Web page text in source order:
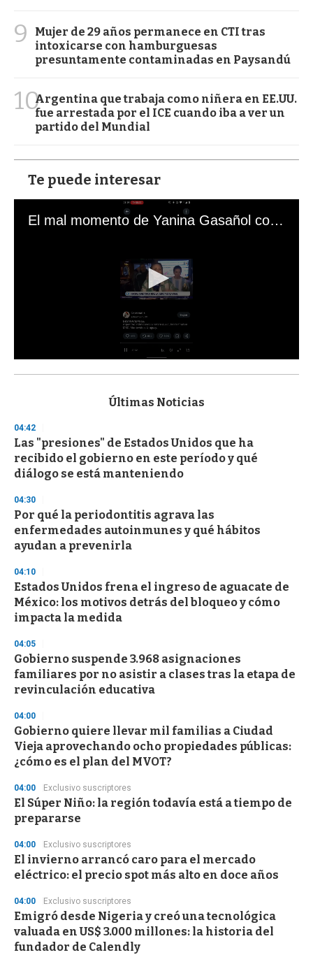
9
Mujer de 29 años permanece en CTI tras
intoxicarse con hamburguesas
presuntamente contaminadas en Paysandú
10Argentina que trabaja como niñera en EE.UU.
fue arrestada por el ICE cuando iba a ver un
partido del Mundial
Te puede interesar
El mal momento de Yanina Gasañol con un hincha argentino en "Subrayado"
s
d
s
o
f
3
s
e
c
o
n
Últimas Noticias
04:42
Las "presiones" de Estados Unidos que ha
recibido el gobierno en este período y qué
diálogo se está manteniendo
04:30
Por qué la periodontitis agrava las
enfermedades autoinmunes y qué hábitos
ayudan a prevenirla
04:10
Estados Unidos frena el ingreso de aguacate de
México: los motivos detrás del bloqueo y cómo
impacta la medida
04:05
Gobierno suspende 3.968 asignaciones
familiares por no asistir a clases tras la etapa de
revinculación educativa
04:00
Gobierno quiere llevar mil familias a Ciudad
Vieja aprovechando ocho propiedades públicas:
¿cómo es el plan del MVOT?
04:00 Exclusivo suscriptores
El Súper Niño: la región todavía está a tiempo de
prepararse
04:00 Exclusivo suscriptores
El invierno arrancó caro para el mercado
eléctrico: el precio spot más alto en doce años
04:00 Exclusivo suscriptores
Emigró desde Nigeria y creó una tecnológica
valuada en US$ 3.000 millones: la historia del
fundador de Calendly